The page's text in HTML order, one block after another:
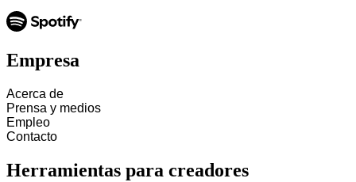
Empresa
Acerca de
Prensa y medios
Empleo
Contacto
Herramientas para creadores